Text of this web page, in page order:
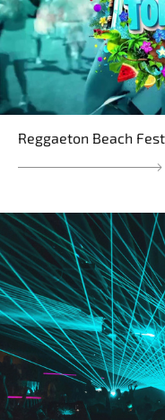
Reggaeton Beach